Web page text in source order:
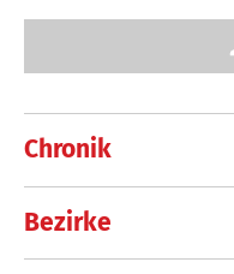
Chronik
Bezirke